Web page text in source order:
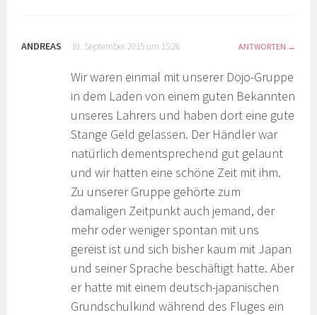
ANDREAS 10. September 2015 um 15:26 ANTWORTEN
Wir waren einmal mit unserer Dojo-Gruppe
in dem Laden von einem guten Bekannten
unseres Lahrers und haben dort eine gute
Stange Geld gelassen. Der Händler war
natürlich dementsprechend gut gelaunt
und wir hatten eine schöne Zeit mit ihm.
Zu unserer Gruppe gehörte zum
damaligen Zeitpunkt auch jemand, der
mehr oder weniger spontan mit uns
gereist ist und sich bisher kaum mit Japan
und seiner Sprache beschäftigt hatte. Aber
er hatte mit einem deutsch-japanischen
Grundschulkind während des Fluges ein